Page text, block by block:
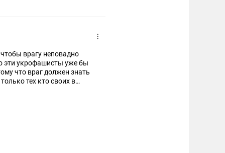
врагу неповадно
эти укрофашисты уже бы
что враг должен знать
тех кто своих в
мать родную, только бы
значит?! Вот в нем и